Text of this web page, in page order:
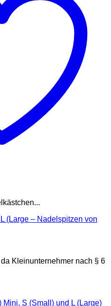
(Large – Nadelspitzen von
Kleinunternehmer nach § 6